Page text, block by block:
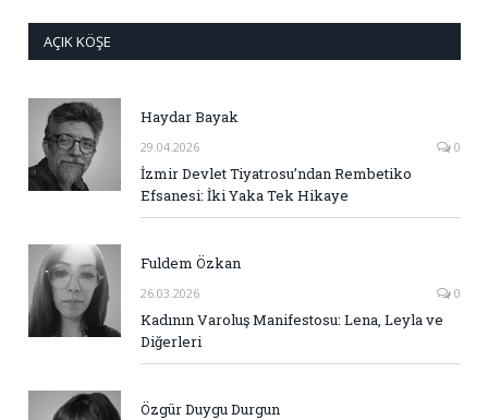
AÇIK KÖŞE
Haydar Bayak
29.04.2026 0
İzmir Devlet Tiyatrosu’ndan Rembetiko
Efsanesi: İki Yaka Tek Hikaye
Fuldem Özkan
26.03.2026 0
Kadının Varoluş Manifestosu: Lena, Leyla ve
Diğerleri
Özgür Duygu Durgun